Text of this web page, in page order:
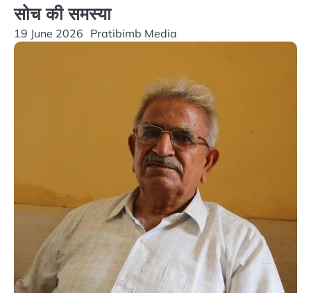
सोच की समस्या
19 June 2026 Pratibimb Media